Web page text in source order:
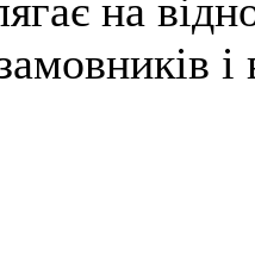
на